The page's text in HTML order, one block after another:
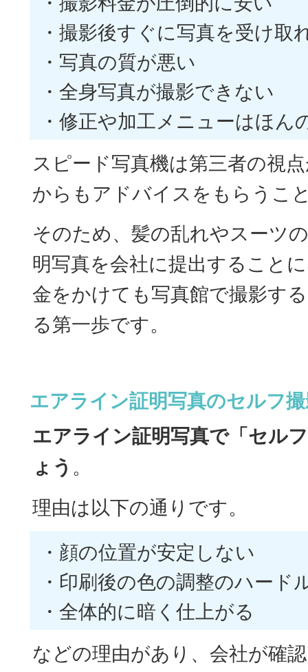
・撮影後すぐに写真を受け取
・写真の質が悪い
・全身写真が撮影できない
・修正や加工メニューはほん
スピード写真機は第三者の視
からもアドバイスをもらうこ
そのため、髪の乱れやスーツ
明写真を会社に提出すること
金をかけても写真館で撮影す
る第一歩です。
エアライン証明写真のセルフ
エアライン証明写真で「セル
ょう 。
理由は以下の通りです。
・顔の位置が安定しない
・印刷後の色の調整のハード
・全体的に暗く仕上がる
などの理由があり、会社が確